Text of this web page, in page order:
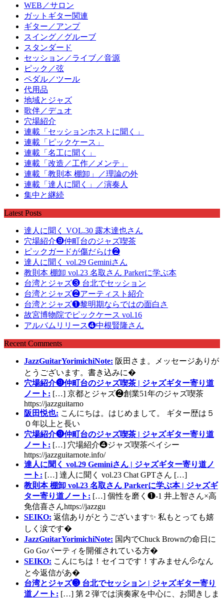
WEB／サロン
ガットギター関連
ギター／アンプ
スイング／グルーブ
スタンダード
セッション／ライブ／音源
ピック／弦
ペダル／ツール
代用品
地域とジャズ
歌伴／デュオ
穴場紹介
連載「セッションホストに聞く」
連載「ピックケース」
連載「名工に聞く」
連載「改造／工作／メンテ」
連載「教則本 棚卸」／理論の外
連載「達人に聞く」／演奏人
集中と継続
Latest Posts
達人に聞く VOL.30 露木達也さん
穴場紹介❾仲町台のジャズ喫茶
ピックガードが傷だらけ❷
達人に聞く vol.29 Geminiさん
教則本 棚卸 vol.23 名取さん Parkerに学ぶ本
台湾とジャズ❸ 台北でセッション
台湾とジャズ❷アーティスト紹介
台湾とジャズ❶黎明期ならではの面白さ
故宮博物院でピックケース vol.16
アルバムリリース❹中根賢隆さん
Recent Comments
JazzGuitarYorimichiNote: 阪田さま。メッセージありが
とうございます。書き込みに�
穴場紹介❾仲町台のジャズ喫茶 | ジャズギター寄り道
ノート: […] 京都とジャズ❷創業51年のジャズ喫茶
https://jazzguitarno
阪田悦也: こんにちは。はじめまして。 ギター歴は５
０年以上と長い
穴場紹介❾仲町台のジャズ喫茶 | ジャズギター寄り道
ノート: […] 穴場紹介❹ジャズ喫茶ベイシー
https://jazzguitarnote.info/
達人に聞く vol.29 Geminiさん | ジャズギター寄り道ノ
ート: […] 達人に聞く vol.23 Chat GPTさん […]
教則本 棚卸 vol.23 名取さん Parkerに学ぶ本 | ジャズギ
ター寄り道ノート: […] 個性を磨く❶-1 井上智さん×高
免信喜さんhttps://jazzgu
SEIKO: 返信ありがとうございます✨ 私もとっても嬉
しく涙です�
JazzGuitarYorimichiNote: 国内でChuck Brownの命日に
Go Goパーティを開催されている方�
SEIKO: こんにちは！セイコです！すみません💦なん
と今返信があ�
台湾とジャズ❸ 台北でセッション | ジャズギター寄り
道ノート: […] 第２弾では演奏家を中心に、お聞きしま